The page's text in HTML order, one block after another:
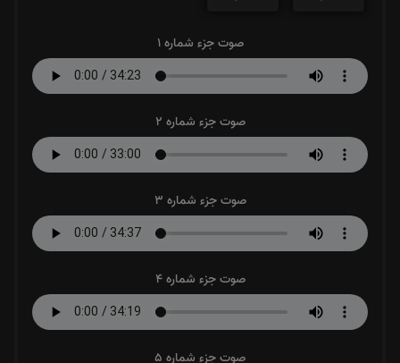
صوت جزء شماره 1
صوت جزء شماره 2
صوت جزء شماره 3
صوت جزء شماره 4
صوت جزء شماره 5